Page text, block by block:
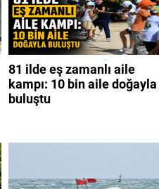
81 ilde eş zamanlı aile
kampı: 10 bin aile doğayla
buluştu